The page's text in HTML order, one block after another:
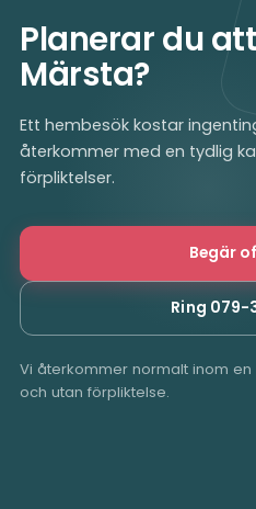
Planerar du
Märsta?
Ett hembesök kostar
återkommer med en tydlig
förpliktelser.
Begär
Ring 079-
Vi återkommer normalt inom
och utan förpliktelse.